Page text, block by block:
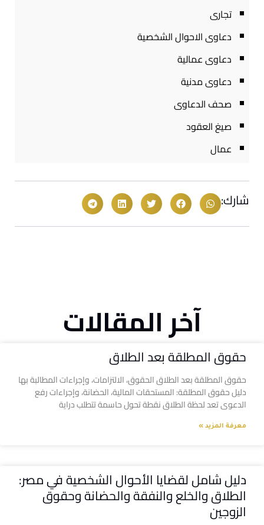
تجارى
دعاوى الاحوال الشخصية
دعاوى عمالية
دعاوى مدنية
صحف الدعاوى
صيغ العقود
عمال
شارك:
آخر المقالات
حقوق المطلقة بعد الطلاق
حقوق المطلقة بعد الطلاق الحقوق، الالتزامات، وإجراءات المطالبة بها
دليل حقوق المطلقة: المستحقات المالية، الحضانة، وإجراءات رفع
الدعوى تعد لحظة الطلاق نقطة تحول حاسمة تتطلب دراية
معرفة المزيد »
دليل شامل لقضايا الأحوال الشخصية في مصر:
الطلاق والخلع والنفقة والحضانة وحقوق
الزوجين